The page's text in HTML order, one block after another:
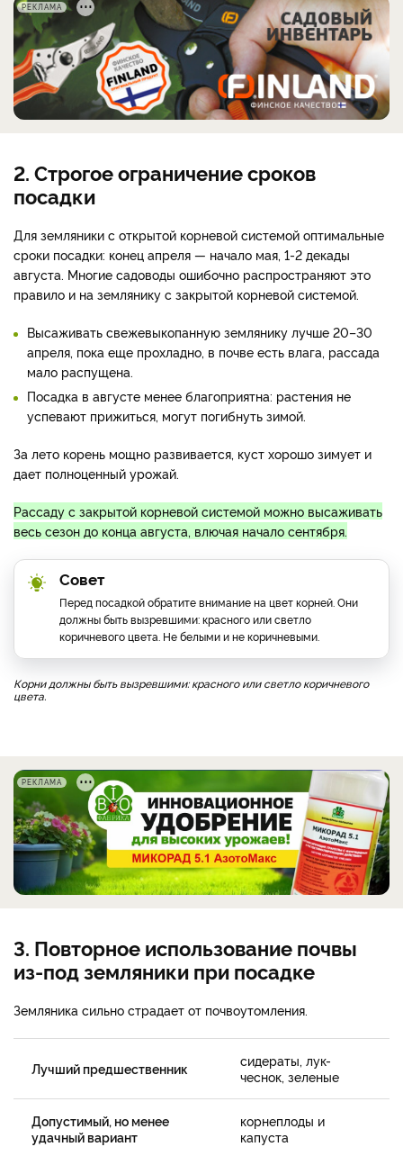
РЕКЛАМА
2. Строгое ограничение сроков
посадки
Для земляники с открытой корневой системой оптимальные
сроки посадки: конец апреля — начало мая, 1-2 декады
августа. Многие садоводы ошибочно распространяют это
правило и на землянику с закрытой корневой системой.
Высаживать свежевыкопанную землянику лучше 20–30
апреля, пока еще прохладно, в почве есть влага, рассада
мало распущена.
Посадка в августе менее благоприятна: растения не
успевают прижиться, могут погибнуть зимой.
За лето корень мощно развивается, куст хорошо зимует и
дает полноценный урожай.
Рассаду с закрытой корневой системой можно высаживать
весь сезон до конца августа, влючая начало сентября.
Совет
Перед посадкой обратите внимание на цвет корней. Они
должны быть вызревшими: красного или светло
коричневого цвета. Не белыми и не коричневыми.
Корни должны быть вызревшими: красного или светло коричневого
цвета.
РЕКЛАМА
3. Повторное использование почвы
из-под земляники при посадке
Земляника сильно страдает от почвоутомления.
Лучший предшественник
сидераты, лук-
чеснок, зеленые
Допустимый, но менее
удачный вариант
корнеплоды и
капуста